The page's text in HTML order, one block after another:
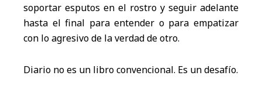
soportar esputos en el rostro y seguir adelante
hasta el final para entender o para empatizar
con lo agresivo de la verdad de otro.
Diario no es un libro convencional. Es un desafío.